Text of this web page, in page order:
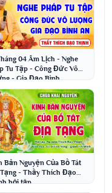
04 Âm Lịch - Nghe
Tu Tập - Công Đức Vô
- Gia Đạo Bình
Thích Đạo Thịnh
Bản Nguyện Của Bồ Tát
- Thầy Thích Đạo
hội tập